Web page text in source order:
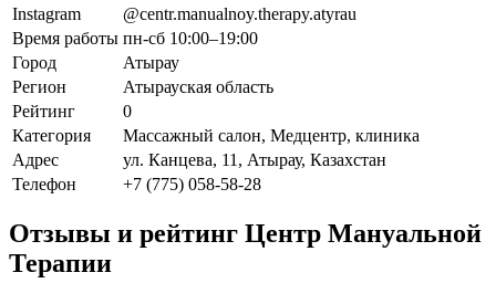
Instagram
@centr.manualnoy.therapy.atyrau
Время работы пн-сб 10:00–19:00
Город
Атырау
Регион
Атырауская область
Рейтинг
0
Категория
Массажный салон, Медцентр, клиника
Адрес
ул. Канцева, 11, Атырау, Казахстан
Телефон
+7 (775) 058-58-28
Отзывы и рейтинг Центр Мануальной
Терапии